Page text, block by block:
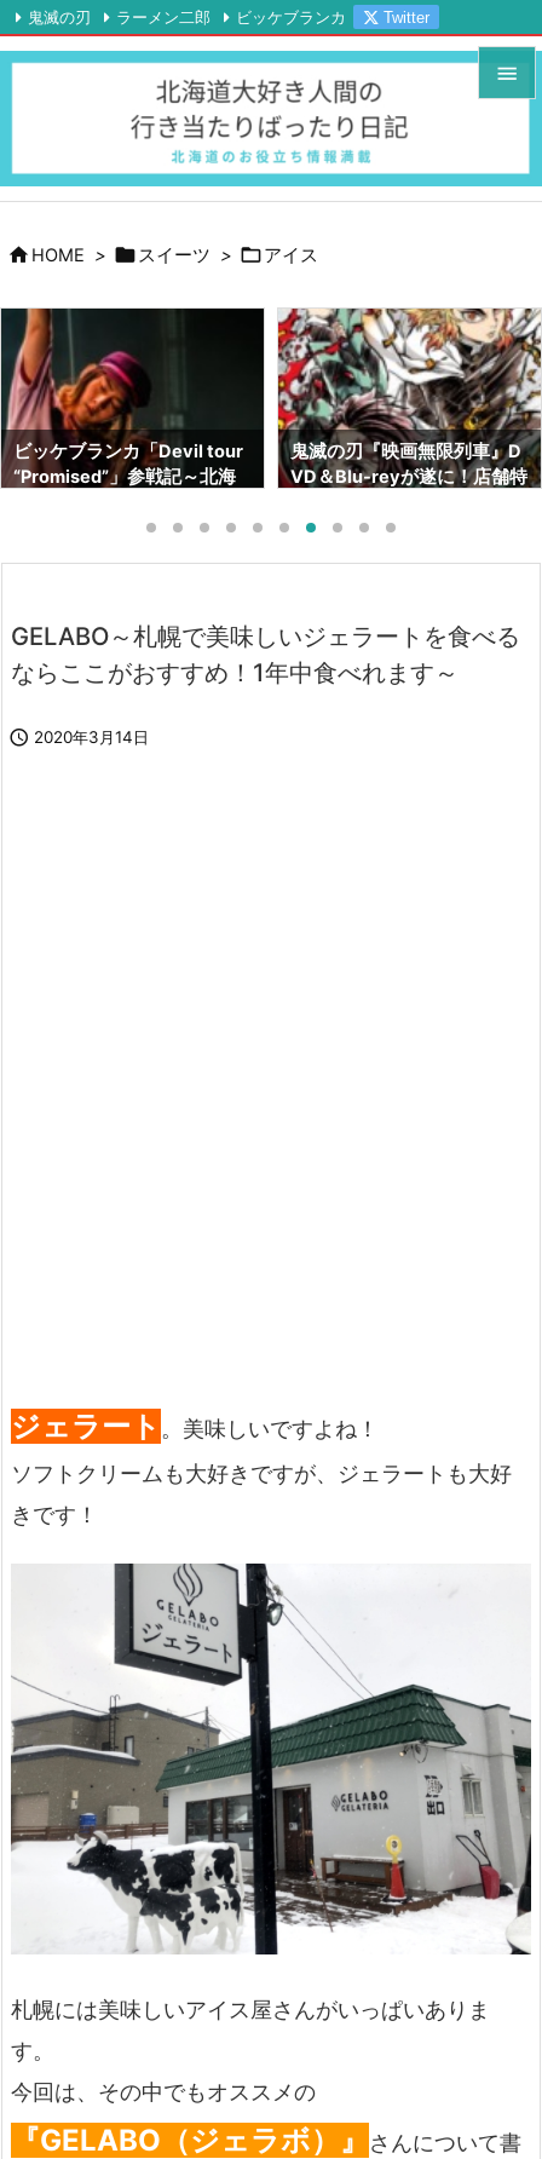



次へ

検索
鬼滅の刃 ラーメン二郎 ビッケブランカ
Twitter
Instagram
YouTube RSS Feedly
 HOME > スイーツ > アイス
鬼滅の刃『映画無限列車』D
VD＆Blu-reyが遂に！店舗特
でも予約出来ます】
鬼滅の刃画集『幾星霜』が素
晴らしい！！ネタバレも！！
も売ってます】
GELABO～札幌で美味しいジェラートを食べる
ならここがおすすめ！1年中食べれます～
 2020年3月14日
ジェラート 。美味しいですよね！
ソフトクリームも大好きですが、ジェラートも大好
きです！
札幌には美味しいアイス屋さんがいっぱいありま
す。
今回は、その中でもオススメの
『GELABO（ジェラボ）』
さんについて書